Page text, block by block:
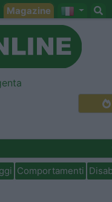
Magazine
Comportamenti